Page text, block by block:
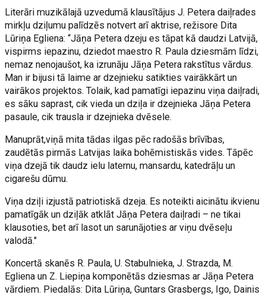
Literāri muzikālajā uzvedumā klausītājus J. Petera daiļrades
mirkļu dziļumu palīdzēs notvert arī aktrise, režisore Dita
Lūriņa Egliena: “Jāņa Petera dzeju es tāpat kā daudzi Latvijā,
vispirms iepazinu, dziedot maestro R. Paula dziesmām līdzi,
nemaz nenojaušot, ka izrunāju Jāņa Petera rakstītus vārdus.
Man ir bijusi tā laime ar dzejnieku satikties vairākkārt un
vairākos projektos. Tolaik, kad pamatīgi iepazinu viņa daiļradi,
es sāku saprast, cik vieda un dziļa ir dzejnieka Jāņa Petera
pasaule, cik trausla ir dzejnieka dvēsele.
Manuprāt,viņā mita tādas ilgas pēc radošās brīvības,
zaudētās pirmās Latvijas laika bohēmistiskās vides. Tāpēc
viņa dzejā tik daudz ielu laternu, mansardu, katedrāļu un
cigarešu dūmu.
Viņa dziļi izjustā patriotiskā dzeja. Es noteikti aicinātu ikvienu
pamatīgāk un dziļāk atklāt Jāņa Petera daiļradi – ne tikai
klausoties, bet arī lasot un sarunājoties ar viņu dvēseļu
valodā."
Koncertā skanēs R. Paula, U. Stabulnieka, J. Strazda, M.
Egliena un Z. Liepiņa komponētās dziesmas ar Jāņa Petera
vārdiem. Piedalās: Dita Lūriņa, Guntars Grasbergs, Igo, Dainis